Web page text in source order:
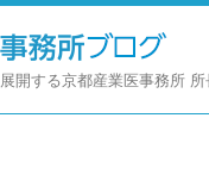
開する京都産業医事務所 所